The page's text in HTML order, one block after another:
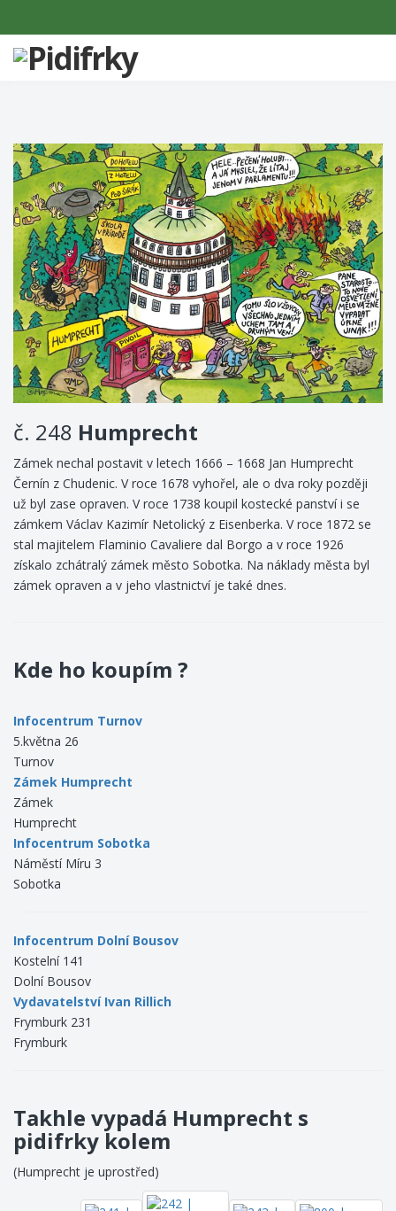
č. 248 Humprecht
Zámek nechal postavit v letech 1666 – 1668 Jan Humprecht
Černín z Chudenic. V roce 1678 vyhořel, ale o dva roky později
už byl zase opraven. V roce 1738 koupil kostecké panství i se
zámkem Václav Kazimír Netolický z Eisenberka. V roce 1872 se
stal majitelem Flaminio Cavaliere dal Borgo a v roce 1926
získalo zchátralý zámek město Sobotka. Na náklady města byl
zámek opraven a v jeho vlastnictví je také dnes.
Kde ho koupím ?
Infocentrum Turnov
5.května 26
Turnov
Zámek Humprecht
Zámek
Humprecht
Infocentrum Sobotka
Náměstí Míru 3
Sobotka
Infocentrum Dolní Bousov
Kostelní 141
Dolní Bousov
Vydavatelství Ivan Rillich
Frymburk 231
Frymburk
Takhle vypadá Humprecht s
pidifrky kolem
(Humprecht je uprostřed)